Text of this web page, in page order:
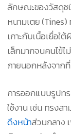
ลักษณะของวัสดุช
หนามเตย
เกาะกับเนื้อเยื่อ
เล็กมากจนคนไข้
ภายนอกหลังจาก
การออกแบบรูปท
ใช้งาน เช่น ทรงส
ดึงหน้าส่วนกลาง